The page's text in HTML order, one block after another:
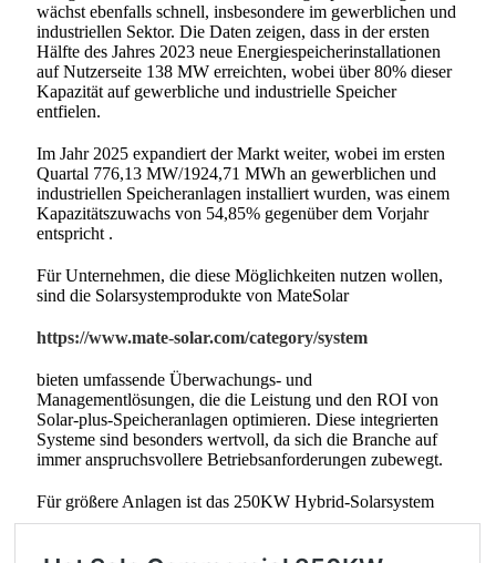
wächst ebenfalls schnell, insbesondere im gewerblichen und
industriellen Sektor. Die Daten zeigen, dass in der ersten
Hälfte des Jahres 2023 neue Energiespeicherinstallationen
auf Nutzerseite 138 MW erreichten, wobei über 80% dieser
Kapazität auf gewerbliche und industrielle Speicher
entfielen.
Im Jahr 2025 expandiert der Markt weiter, wobei im ersten
Quartal 776,13 MW/1924,71 MWh an gewerblichen und
industriellen Speicheranlagen installiert wurden, was einem
Kapazitätszuwachs von 54,85% gegenüber dem Vorjahr
entspricht .
Für Unternehmen, die diese Möglichkeiten nutzen wollen,
sind die Solarsystemprodukte von MateSolar
https://www.mate-solar.com/category/system
bieten umfassende Überwachungs- und
Managementlösungen, die die Leistung und den ROI von
Solar-plus-Speicheranlagen optimieren. Diese integrierten
Systeme sind besonders wertvoll, da sich die Branche auf
immer anspruchsvollere Betriebsanforderungen zubewegt.
Für größere Anlagen ist das 250KW Hybrid-Solarsystem